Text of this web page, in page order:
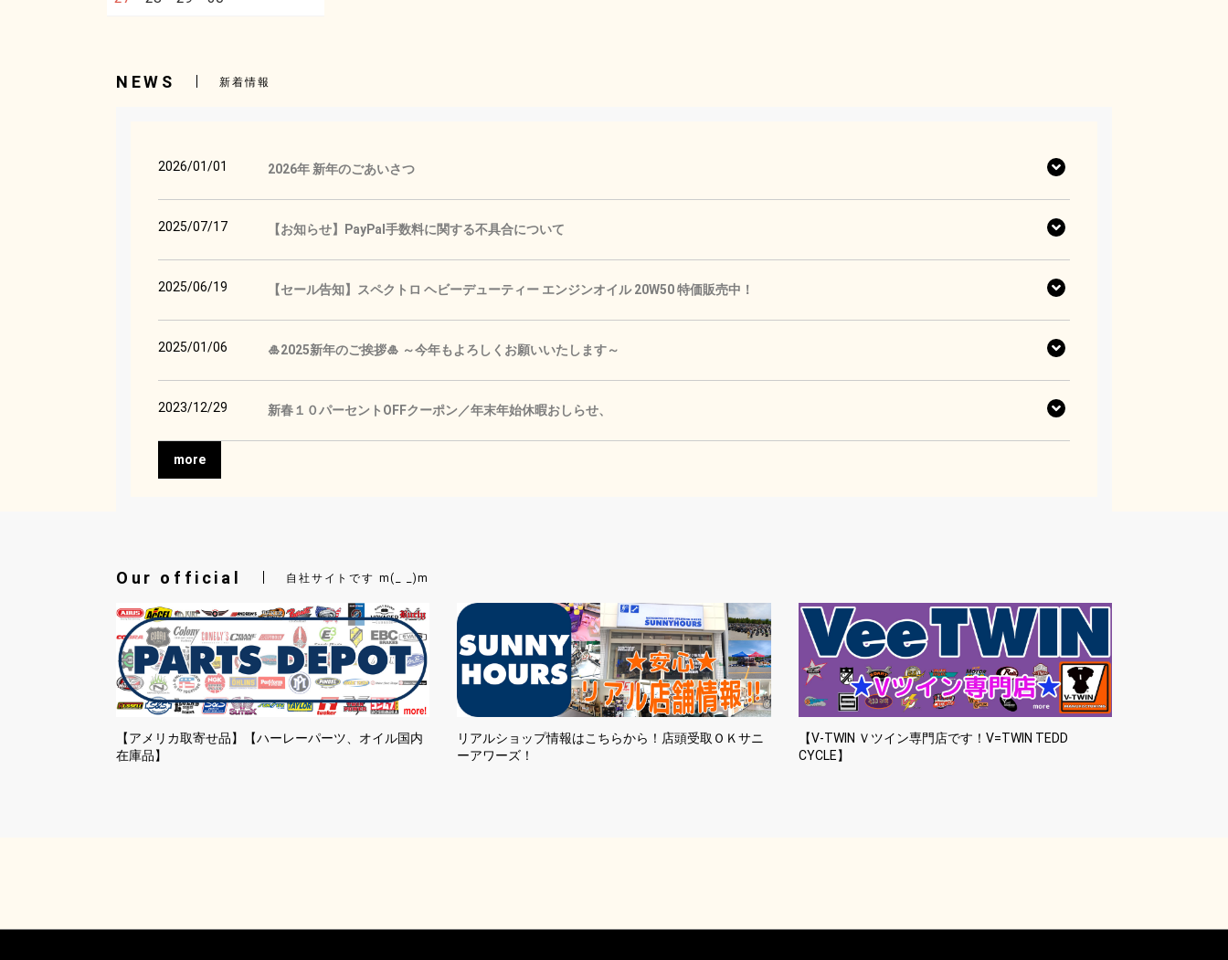
NEWS 新着情報
2026/01/01 2026年 新年のごあいさつ
2025/07/17 【お知らせ】PayPal手数料に関する不具合について
2025/06/19 【セール告知】スペクトロ ヘビーデューティー エンジンオイル 20W50 特価販売中！
2025/01/06 🎍2025新年のご挨拶🎍 ～今年もよろしくお願いいたします～
2023/12/29 新春１０パーセントOFFクーポン／年末年始休暇おしらせ、
more
Our official 自社サイトです m(_ _)m
【アメリカ取寄せ品】【ハーレーパーツ、オイル国内
在庫品】
リアルショップ情報はこちらから！店頭受取ＯＫサニ
ーアワーズ！
【V-TWIN Ｖツイン専門店です！V=TWIN TEDD
CYCLE】